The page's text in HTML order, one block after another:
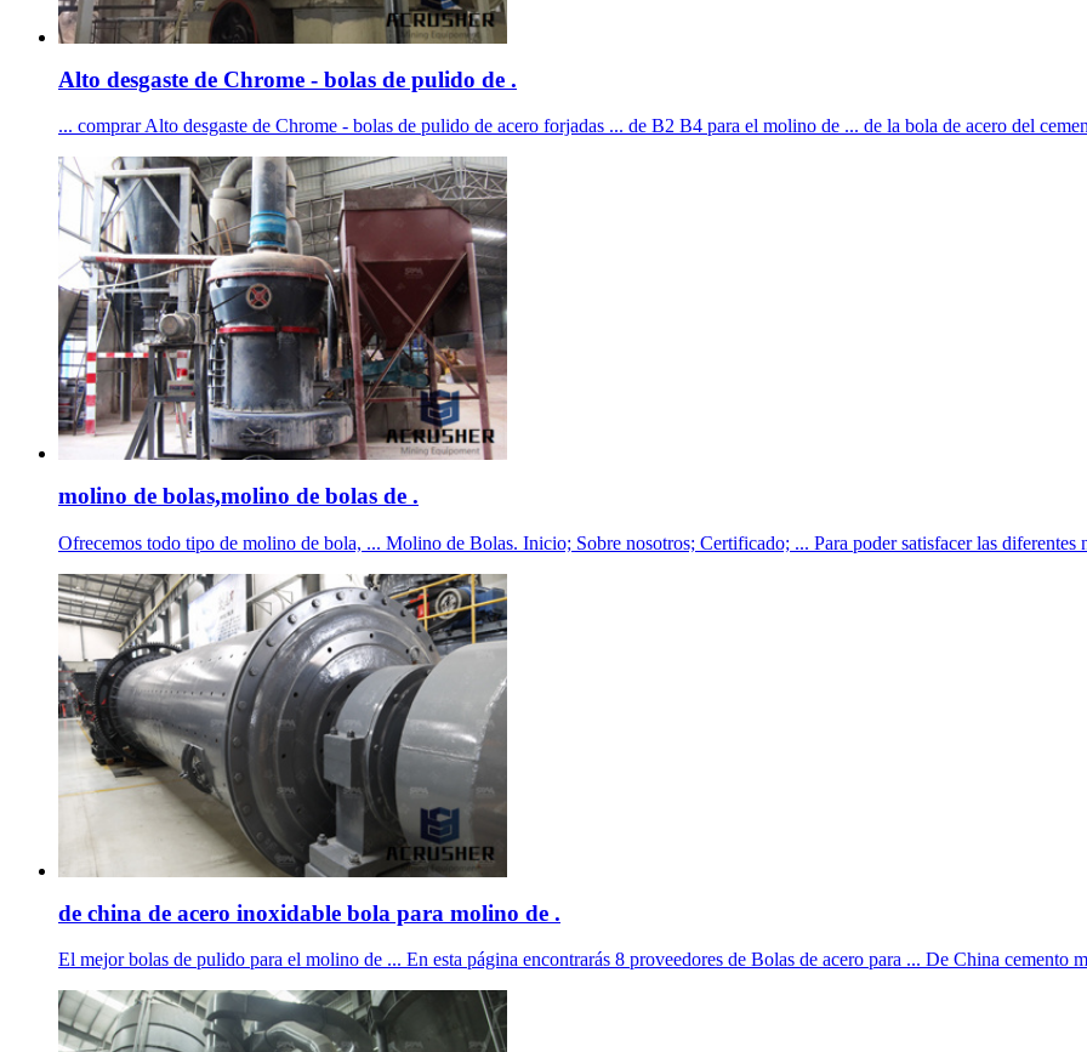
Alto desgaste de Chrome - bolas de pulido de .
... comprar Alto desgaste de Chrome - bolas de pulido de acero forjadas ... de B2 B4 para el molino de ... de la bola de acero del
molino de bolas,molino de bolas de .
Ofrecemos todo tipo de molino de bola, ... Molino de Bolas. Inicio; Sobre nosotros; Certificado; ... Para poder satisfacer las diferentes
de china de acero inoxidable bola para molino de .
El mejor bolas de pulido para el molino de ... En esta página encontrarás 8 proveedores de Bolas de acero para ... De China cemento